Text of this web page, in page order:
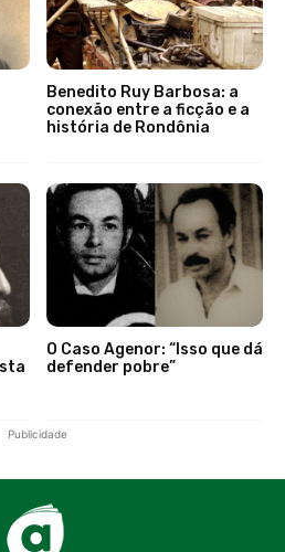
Benedito Ruy Barbosa: a
conexão entre a ficção e a
história de Rondônia
O Caso Agenor: “Isso que dá
defender pobre”
Publicidade